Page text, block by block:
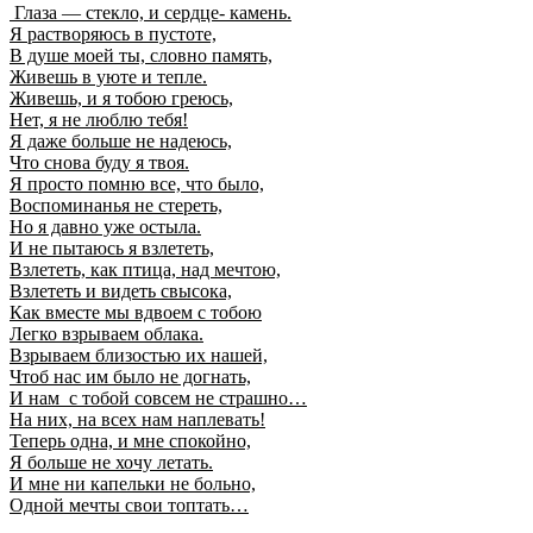
Глаза — стекло, и сердце- камень.
Я растворяюсь в пустоте,
В душе моей ты, словно память,
Живешь в уюте и тепле.
Живешь, и я тобою греюсь,
Нет, я не люблю тебя!
Я даже больше не надеюсь,
Что снова буду я твоя.
Я просто помню все, что было,
Воспоминанья не стереть,
Но я давно уже остыла.
И не пытаюсь я взлететь,
Взлететь, как птица, над мечтою,
Взлететь и видеть свысока,
Как вместе мы вдвоем с тобою
Легко взрываем облака.
Взрываем близостью их нашей,
Чтоб нас им было не догнать,
И нам с тобой совсем не страшно…
На них, на всех нам наплевать!
Теперь одна, и мне спокойно,
Я больше не хочу летать.
И мне ни капельки не больно,
Одной мечты свои топтать…